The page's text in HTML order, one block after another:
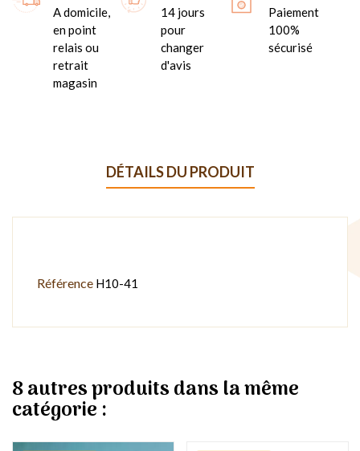
A domicile,
en point
relais ou
retrait
magasin
14 jours
pour
changer
d'avis
Paiement
100%
sécurisé
DÉTAILS DU PRODUIT
Référence H10-41
8 autres produits dans la même
catégorie :